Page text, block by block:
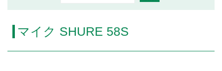
マイク SHURE 58S